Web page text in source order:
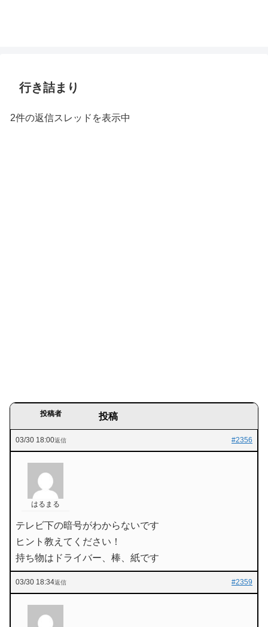
行き詰まり
2件の返信スレッドを表示中
投稿者 投稿
03/30 18:00 #2356
返信
はるまる
テレビ下の暗号がわからないです
ヒント教えてください！
持ち物はドライバー、棒、紙です
03/30 18:34 #2359
返信